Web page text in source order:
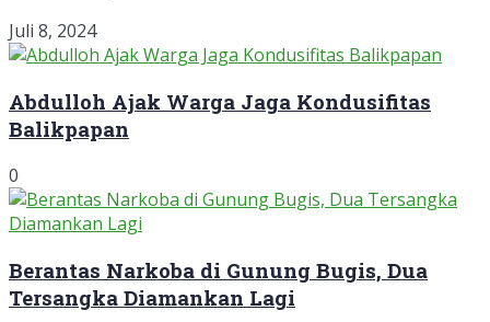
Juli 8, 2024
Abdulloh Ajak Warga Jaga Kondusifitas
Balikpapan
0
Berantas Narkoba di Gunung Bugis, Dua
Tersangka Diamankan Lagi